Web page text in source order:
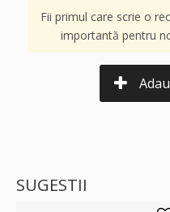
Fii primul care scrie o
importantă pentru
SUGESTII